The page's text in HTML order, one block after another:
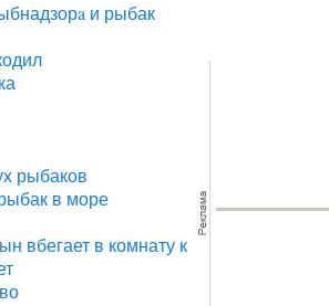
и рыбак
рыбаков
в море
вбегает в комнату к